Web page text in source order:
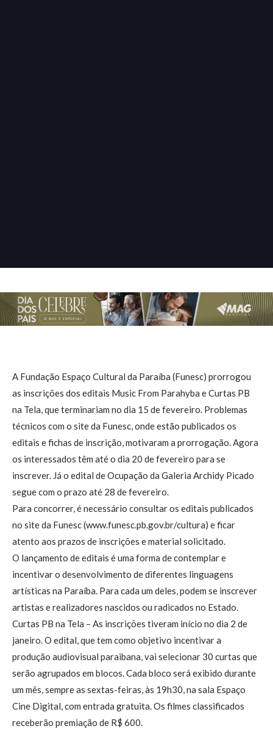
A Fundação Espaço Cultural da Paraíba (Funesc) prorrogou
as inscrições dos editais Music From Parahyba e Curtas PB
na Tela, que terminariam no dia 15 de fevereiro. Problemas
técnicos com o site da Funesc, onde estão publicados os
editais e fichas de inscrição, motivaram a prorrogação. Agora
os interessados têm até o dia 20 de fevereiro para se
inscrever. Já o edital de Ocupação da Galeria Archidy Picado
segue com o prazo até 28 de fevereiro.
Para concorrer, é necessário consultar os editais publicados
no site da Funesc (www.funesc.pb.gov.br/cultura) e ficar
atento aos prazos de inscrições e material solicitado.
O lançamento de editais é uma forma de contemplar e
incentivar o desenvolvimento de diferentes linguagens
artísticas na Paraíba. Para cada um deles, podem se inscrever
artistas e realizadores nascidos ou radicados no Estado.
Curtas PB na Tela – As inscrições tiveram início no dia 2 de
janeiro. O edital, que tem como objetivo incentivar a
produção audiovisual paraibana, vai selecionar 30 curtas que
serão agrupados em blocos. Cada bloco será exibido durante
um mês, sempre as sextas-feiras, às 19h30, na sala Espaço
Cine Digital, com entrada gratuita. Os filmes classificados
receberão premiação de R$ 600.